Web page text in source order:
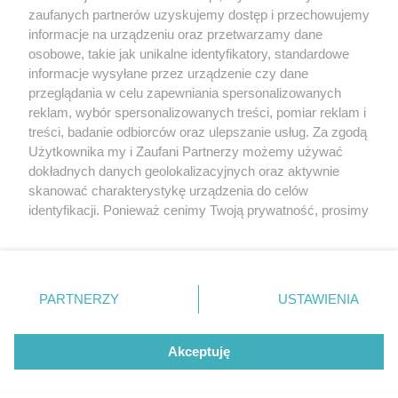
Więcej
20. urodzin portalu
wSzczecinie.pl
Regulamin konkursów
śniadaniówka "Hej
Szczecin! Jest piątek!"
Partnerzy
Praca Szczecin
© 2026 wSzczecinie.pl
Created by GOD
zaufanych partnerów uzyskujemy dostęp i przechowujemy
informacje na urządzeniu oraz przetwarzamy dane
osobowe, takie jak unikalne identyfikatory, standardowe
informacje wysyłane przez urządzenie czy dane
przeglądania w celu zapewniania spersonalizowanych
reklam, wybór spersonalizowanych treści, pomiar reklam i
treści, badanie odbiorców oraz ulepszanie usług. Za zgodą
Użytkownika my i Zaufani Partnerzy możemy używać
dokładnych danych geolokalizacyjnych oraz aktywnie
skanować charakterystykę urządzenia do celów
identyfikacji. Ponieważ cenimy Twoją prywatność, prosimy
prywatności znajdujący się w lewym dolnym rogu strony
. Niektóre rodzaje przetwarzania danych nie wymagają
takiemu przetwarzaniu. Preferencje będą miały
zastosowania tylko na tej witrynie.
PARTNERZY USTAWIENIA
Akceptuję